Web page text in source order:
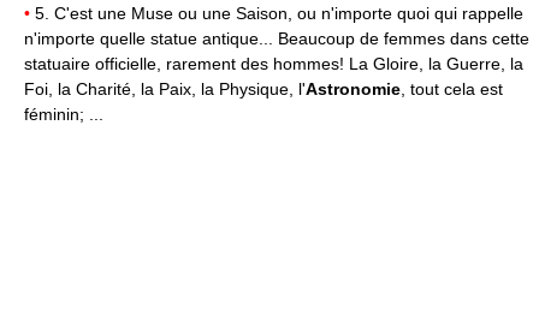
• 5. C'est une Muse ou une Saison, ou n'importe quoi qui rappelle
n'importe quelle statue antique... Beaucoup de femmes dans cette
statuaire officielle, rarement des hommes! La Gloire, la Guerre, la
Foi, la Charité, la Paix, la Physique, l'Astronomie , tout cela est
féminin; ...